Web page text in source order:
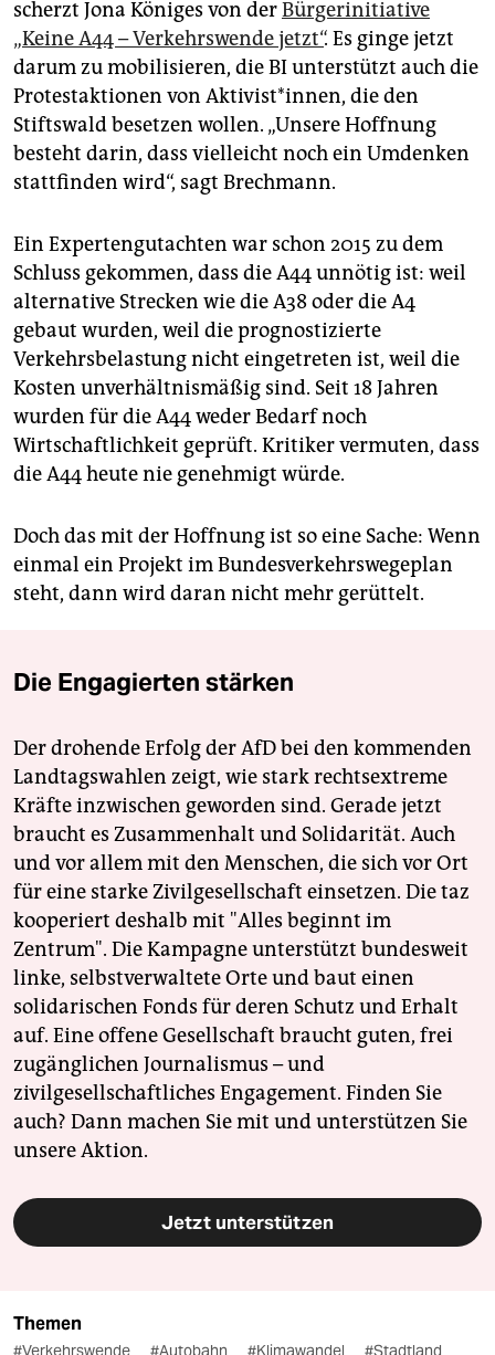
scherzt Jona Königes von derBürgerinitiative
„Keine A44 – Verkehrswende jetzt“. Es ginge jetzt
darum zu mobilisieren, die BI unterstützt auch die
Protestaktionen von Ak­ti­vis­t*in­nen, die den
Stiftswald besetzen wollen. „Unsere Hoffnung
besteht darin, dass vielleicht noch ein Umdenken
stattfinden wird“, sagt Brechmann.
Ein Expertengutachten war schon 2015 zu dem
Schluss gekommen, dass die A44 unnötig ist: weil
alternative Strecken wie die A38 oder die A4
gebaut wurden, weil die prognostizierte
Verkehrsbelastung nicht eingetreten ist, weil die
Kosten unverhältnismäßig sind. Seit 18 Jahren
wurden für die A44 weder Bedarf noch
Wirtschaftlichkeit geprüft. Kritiker vermuten, dass
die A44 heute nie genehmigt würde.
Doch das mit der Hoffnung ist so eine Sache: Wenn
einmal ein Projekt im Bundesverkehrswegeplan
steht, dann wird daran nicht mehr gerüttelt.
Die Engagierten stärken
Der drohende Erfolg der AfD bei den kommenden
Landtagswahlen zeigt, wie stark rechtsextreme
Kräfte inzwischen geworden sind. Gerade jetzt
braucht es Zusammenhalt und Solidarität. Auch
und vor allem mit den Menschen, die sich vor Ort
für eine starke Zivilgesellschaft einsetzen. Die taz
kooperiert deshalb mit "Alles beginnt im
Zentrum". Die Kampagne unterstützt bundesweit
linke, selbstverwaltete Orte und baut einen
solidarischen Fonds für deren Schutz und Erhalt
auf. Eine offene Gesellschaft braucht guten, frei
zugänglichen Journalismus – und
zivilgesellschaftliches Engagement. Finden Sie
auch? Dann machen Sie mit und unterstützen Sie
unsere Aktion.
Jetzt unterstützen
Themen
#Verkehrswende #Autobahn #Klimawandel #Stadtland